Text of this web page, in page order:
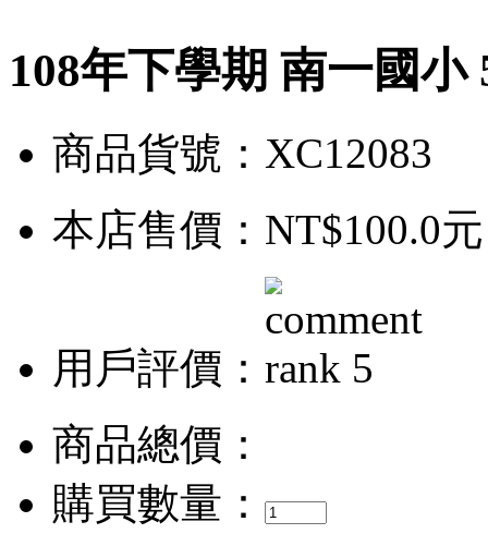
108年下學期 南一國
商品貨號：XC12083
本店售價： NT$100.0元
用戶評價：
商品總價：
購買數量：